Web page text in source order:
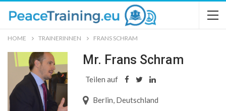
HOME TRAINERINNEN FRANS SCHRAM
Mr. Frans Schram
Teilen auf
Berlin, Deutschland